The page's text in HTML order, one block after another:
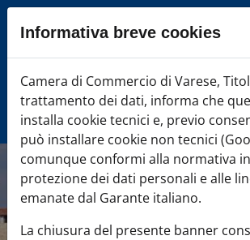
Sezione salto
Ultime notizie
Servizi online
Aree tematiche
Area banner
Footer
Camera
Slider
Informativa breve cookies
Camera di Commercio di Varese,
trattamento dei dati, informa che
installa cookie tecnici e, previo
può installare cookie non tecnici
comunque conformi alla normativa
protezione dei dati personali e alle
emanate dal Garante italiano.
La chiusura del presente banner